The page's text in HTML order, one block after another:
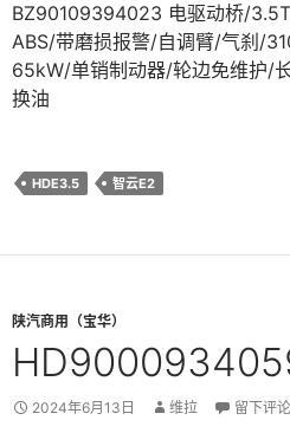
BZ90109394023 电驱动桥/
ABS/带磨损报警/自调臂/气刹/
65kW/单销制动器/轮边免维护/
换油
HDE3.5 智云E2
陕汽商用（宝华）
2024年6月13日 维拉 留下评论